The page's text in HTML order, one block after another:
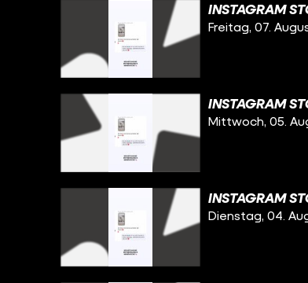
INSTAGRAM
Freitag, 07.
INSTAGRAM
Mittwoch, 05.
INSTAGRAM
Dienstag, 04.